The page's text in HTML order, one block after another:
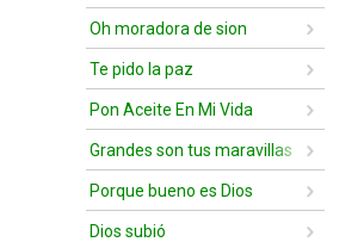
Oh moradora de sion
Te pido la paz
Pon Aceite En Mi Vida
Grandes son tus maravillas
Porque bueno es Dios
Dios subió